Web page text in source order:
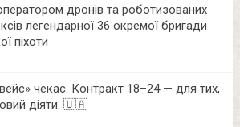
дронів та роботизованих
легендарної 36 окремої бригади
піхоти
чекає. Контракт 18–24 — для тих,
діяти. 🇺🇦